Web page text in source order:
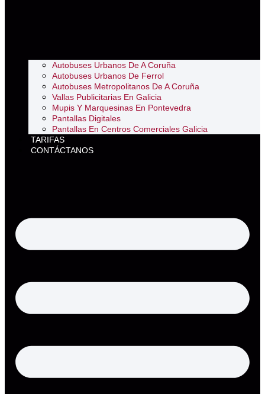
Autobuses Urbanos De A Coruña
Autobuses Urbanos De Ferrol
Autobuses Metropolitanos De A Coruña
Vallas Publicitarias En Galicia
Mupis Y Marquesinas En Pontevedra
Pantallas Digitales
Pantallas En Centros Comerciales Galicia
TARIFAS
CONTÁCTANOS